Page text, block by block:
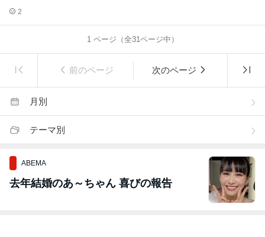
2
1ページ（全31ページ中）
前のページ 次のページ
月別
テーマ別
ABEMA
去年結婚のあ～ちゃん 喜びの報告